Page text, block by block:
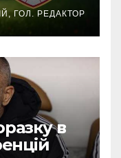
ГОЛ. РЕДАКТОР
в